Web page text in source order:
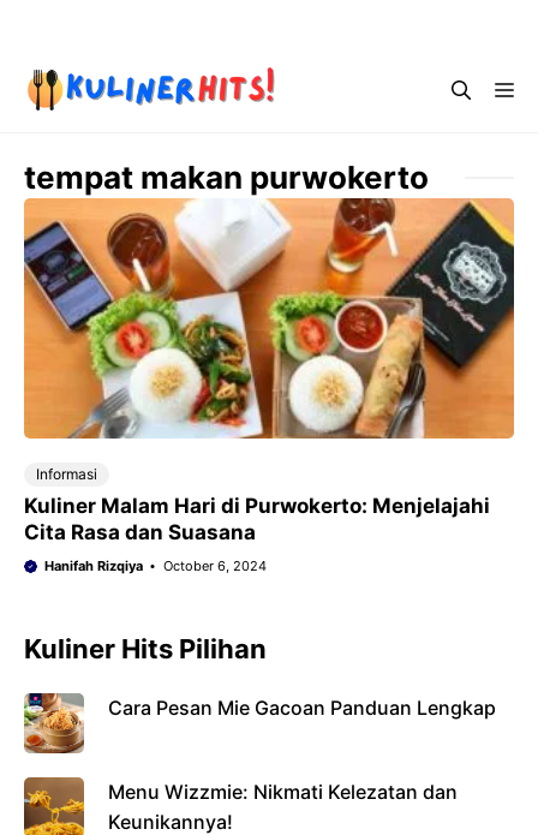
content
tempat makan purwokerto
Informasi
Kuliner Malam Hari di Purwokerto: Menjelajahi
Cita Rasa dan Suasana
Hanifah Rizqiya October 6, 2024
Kuliner Hits Pilihan
Cara Pesan Mie Gacoan Panduan Lengkap
Menu Wizzmie: Nikmati Kelezatan dan
Keunikannya!